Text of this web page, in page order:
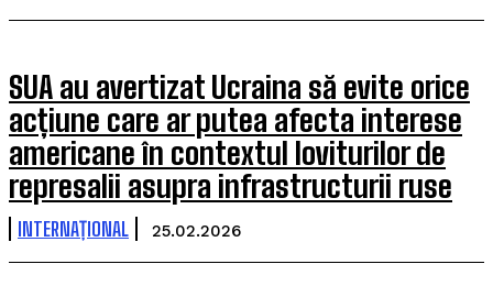
SUA au avertizat Ucraina să evite orice
acțiune care ar putea afecta interese
americane în contextul loviturilor de
represalii asupra infrastructurii ruse
INTERNAȚIONAL 25.02.2026